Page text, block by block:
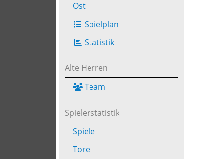
Ost
Spielplan
Statistik
Alte Herren
Team
Spielerstatistik
Spiele
Tore